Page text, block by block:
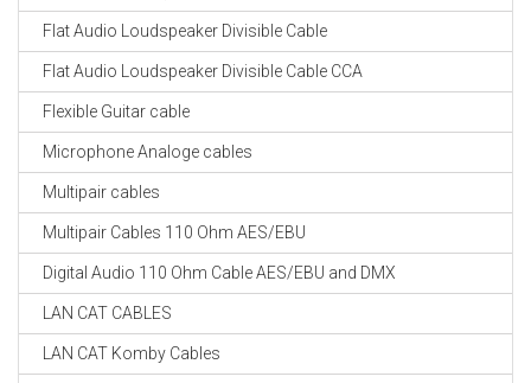
Flat Audio Loudspeaker Divisible Cable
Flat Audio Loudspeaker Divisible Cable CCA
Flexible Guitar cable
Microphone Analoge cables
Multipair cables
Multipair Cables 110 Ohm AES/EBU
Digital Audio 110 Ohm Cable AES/EBU and DMX
LAN CAT CABLES
LAN CAT Komby Cables